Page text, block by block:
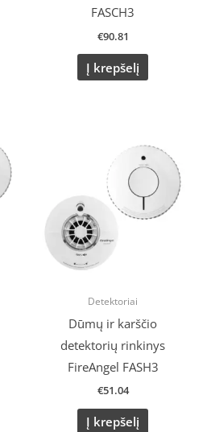
FASCH3
€90.81
Į krepšelį
Detektoriai
Dūmų ir karščio
detektorių rinkinys
FireAngel FASH3
€51.04
Į krepšelį